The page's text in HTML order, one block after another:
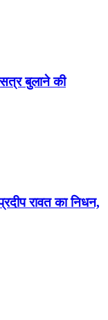
बुलाने की
रावत का निधन,